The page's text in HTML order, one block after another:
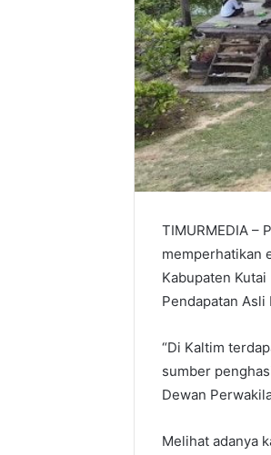
TIMURMEDIA –
memperhatikan
Kabupaten
Pendapatan Asli
“Di Kaltim
sumber
Dewan
Melihat adanya